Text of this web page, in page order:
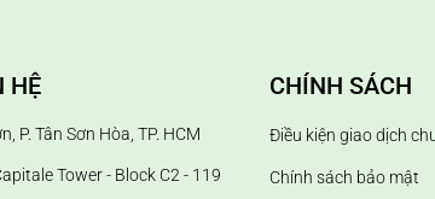
HỆ
P. Tân Sơn Hòa, TP. HCM
Tower - Block C2 - 119
CHÍNH SÁCH
Điều kiện giao dịch
Chính sách bảo mật